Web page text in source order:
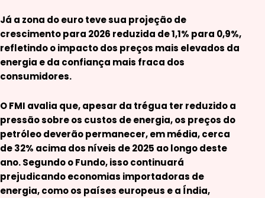
Já a zona do euro teve sua projeção de
crescimento para 2026 reduzida de 1,1% para 0,9%,
refletindo o impacto dos preços mais elevados da
energia e da confiança mais fraca dos
consumidores.
O FMI avalia que, apesar da trégua ter reduzido a
pressão sobre os custos de energia, os preços do
petróleo deverão permanecer, em média, cerca
de 32% acima dos níveis de 2025 ao longo deste
ano. Segundo o Fundo, isso continuará
prejudicando economias importadoras de
energia, como os países europeus e a Índia,